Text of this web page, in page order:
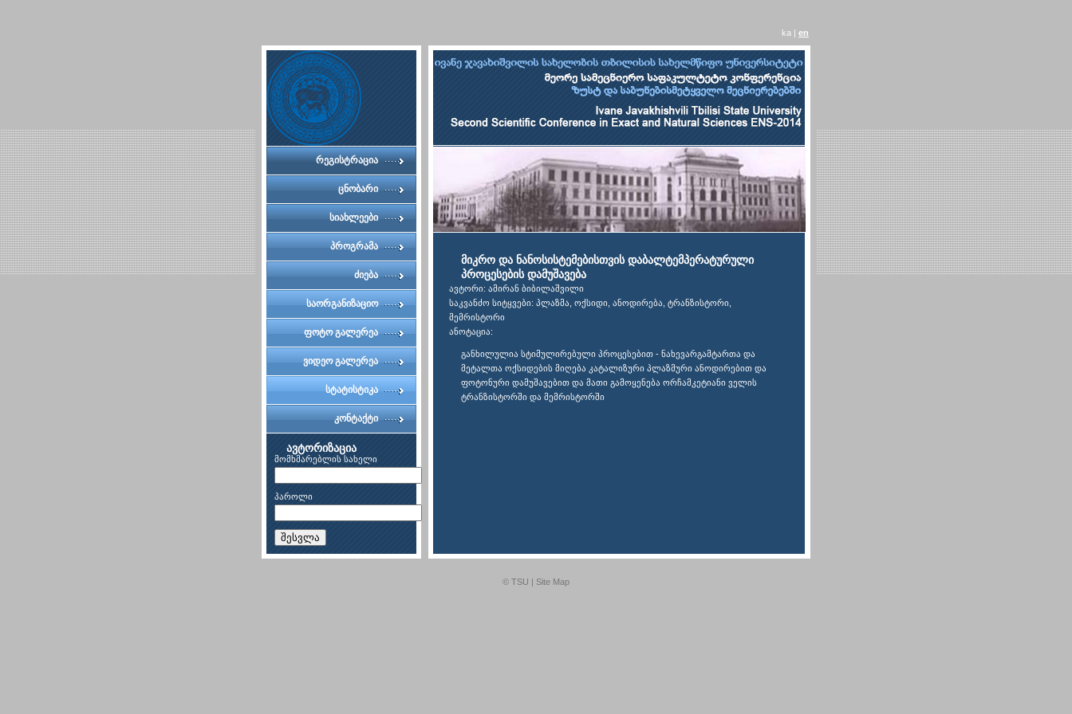
ka | en
რეგისტრაცია
ცნობარი
სიახლეები
პროგრამა
ძიება
საორგანიზაციო
კომიტეტი
ფოტო გალერეა
ვიდეო გალერეა
სტატისტიკა
კონტაქტი
ავტორიზაცია
მომხმარებლის სახელი
პაროლი
შესვლა
მიკრო და ნანოსისტემებისთვის დაბალტემპერატურული
პროცესების დამუშავება
ავტორი: ამირან ბიბილაშვილი
საკვანძო სიტყვები: პლაზმა, ოქსიდი, ანოდირება, ტრანზისტორი,
მემრისტორი
ანოტაცია:
განხილულია სტიმულირებული პროცესებით - ნახევარგამტართა და
მეტალთა ოქსიდების მიღება კატალიზური პლაზმური ანოდირებით და
ფოტონური დამუშავებით და მათი გამოყენება ორჩამკეტიანი ველის
ტრანზისტორში და მემრისტორში
© TSU | Site Map